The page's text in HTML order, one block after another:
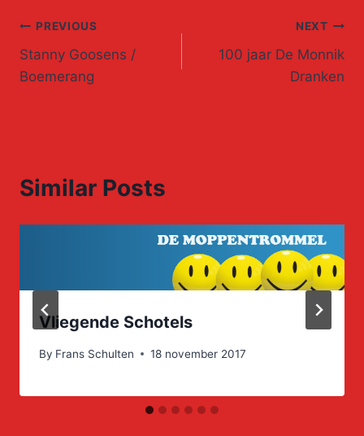
Post
navigation
PREVIOUS
Stanny Goosens /
Boemerang
NEXT
100 jaar De Monnik
Dranken
Similar Posts
Vliegende Schotels
By Frans Schulten 18 november 2017